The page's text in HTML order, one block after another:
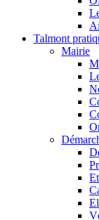
Talmont
Mairie